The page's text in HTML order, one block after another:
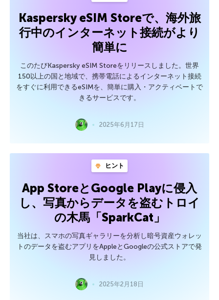
Kaspersky eSIM Storeで、海外旅
行中のインターネット接続がより
簡単に
このたびKaspersky eSIM Storeをリリースしました。世界
150以上の国と地域で、携帯電話によるインターネット接続
をすぐに利用できるeSIMを、簡単に購入・アクティベートで
きるサービスです。
2025年6月17日
ヒント
App StoreとGoogle Playに侵入
し、写真からデータを盗むトロイ
の木馬「SparkCat」
当社は、スマホの写真ギャラリーを分析し暗号資産ウォレッ
トのデータを盗むアプリをAppleとGoogleの公式ストアで発
見しました。
2025年2月18日